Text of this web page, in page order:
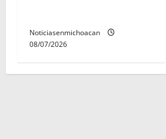
Noticiasenmichoacan
08/07/2026